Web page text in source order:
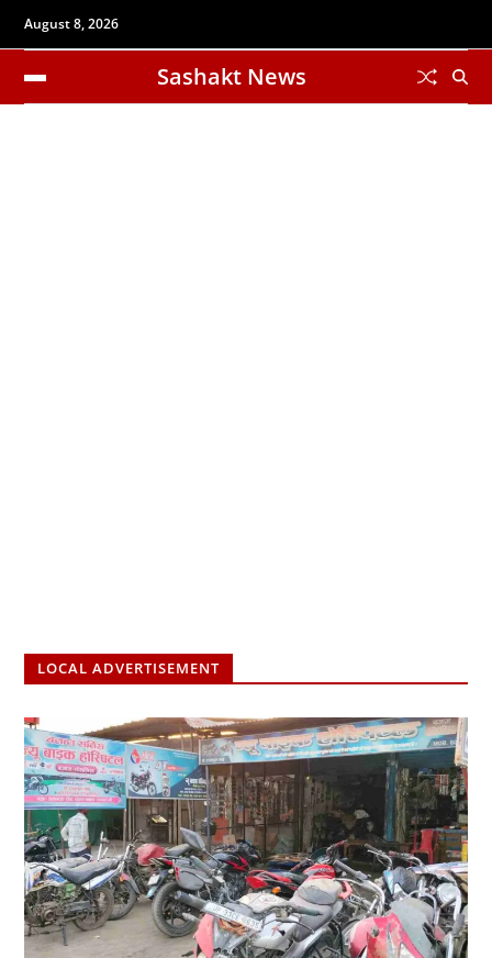
August 8, 2026
Sashakt News
LOCAL ADVERTISEMENT